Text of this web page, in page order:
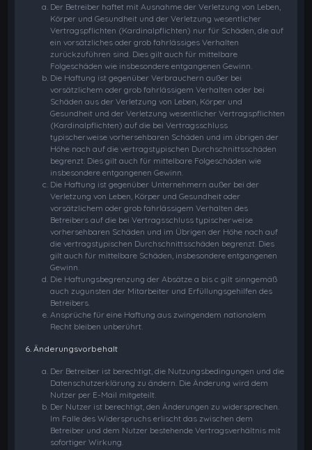
Der Betreiber haftet mit Ausnahme der Verletzung von Leben,
Körper und Gesundheit und der Verletzung wesentlicher
Vertragspflichten (Kardinalpflichten) nur für Schäden, die auf
ein vorsätzliches oder grob fahrlässiges Verhalten
zurückzuführen sind. Dies gilt auch für mittelbare
Folgeschäden wie insbesondere entgangenen Gewinn.
Die Haftung ist gegenüber Verbrauchern außer bei
vorsätzlichem oder grob fahrlässigem Verhalten oder bei
Schäden aus der Verletzung von Leben, Körper und
Gesundheit und der Verletzung wesentlicher Vertragspflichten
(Kardinalpflichten) auf die bei Vertragsschluss
typischerweise vorhersehbaren Schäden und im übrigen der
Höhe nach auf die vertragstypischen Durchschnittsschäden
begrenzt. Dies gilt auch für mittelbare Folgeschäden wie
insbesondere entgangenen Gewinn.
Die Haftung ist gegenüber Unternehmern außer bei der
Verletzung von Leben, Körper und Gesundheit oder
vorsätzlichem oder grob fahrlässigem Verhalten des
Betreibers auf die bei Vertragsschluss typischerweise
vorhersehbaren Schäden und im Übrigen der Höhe nach auf
die vertragstypischen Durchschnittsschäden begrenzt. Dies
gilt auch für mittelbare Schäden, insbesondere entgangenen
Gewinn.
Die Haftungsbegrenzung der Absätze a bis c gilt sinngemäß
auch zugunsten der Mitarbeiter und Erfüllungsgehilfen des
Betreibers.
Ansprüche für eine Haftung aus zwingendem nationalem
Recht bleiben unberührt.
6. Änderungsvorbehalt
Der Betreiber ist berechtigt, die Nutzungsbedingungen und die
Datenschutzerklärung zu ändern. Die Änderung wird dem
Nutzer per E-Mail mitgeteilt.
Der Nutzer ist berechtigt, den Änderungen zu widersprechen.
Im Falle des Widerspruchs erlischt das zwischen dem
Betreiber und dem Nutzer bestehende Vertragsverhältnis mit
sofortiger Wirkung.